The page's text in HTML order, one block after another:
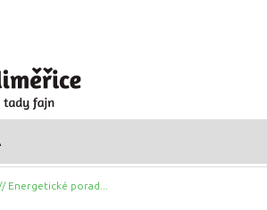
// Energetické porad...